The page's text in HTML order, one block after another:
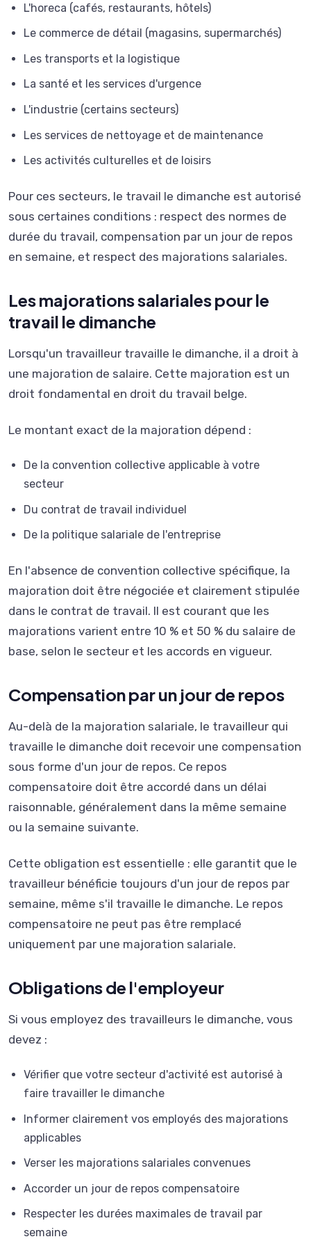
L'horeca (cafés, restaurants, hôtels)
Le commerce de détail (magasins, supermarchés)
Les transports et la logistique
La santé et les services d'urgence
L'industrie (certains secteurs)
Les services de nettoyage et de maintenance
Les activités culturelles et de loisirs
Pour ces secteurs, le travail le dimanche est autorisé
sous certaines conditions : respect des normes de
durée du travail, compensation par un jour de repos
en semaine, et respect des majorations salariales.
Les majorations salariales pour le
travail le dimanche
Lorsqu'un travailleur travaille le dimanche, il a droit à
une majoration de salaire. Cette majoration est un
droit fondamental en droit du travail belge.
Le montant exact de la majoration dépend :
De la convention collective applicable à votre
secteur
Du contrat de travail individuel
De la politique salariale de l'entreprise
En l'absence de convention collective spécifique, la
majoration doit être négociée et clairement stipulée
dans le contrat de travail. Il est courant que les
majorations varient entre 10 % et 50 % du salaire de
base, selon le secteur et les accords en vigueur.
Compensation par un jour de repos
Au-delà de la majoration salariale, le travailleur qui
travaille le dimanche doit recevoir une compensation
sous forme d'un jour de repos. Ce repos
compensatoire doit être accordé dans un délai
raisonnable, généralement dans la même semaine
ou la semaine suivante.
Cette obligation est essentielle : elle garantit que le
travailleur bénéficie toujours d'un jour de repos par
semaine, même s'il travaille le dimanche. Le repos
compensatoire ne peut pas être remplacé
uniquement par une majoration salariale.
Obligations de l'employeur
Si vous employez des travailleurs le dimanche, vous
devez :
Vérifier que votre secteur d'activité est autorisé à
faire travailler le dimanche
Informer clairement vos employés des majorations
applicables
Verser les majorations salariales convenues
Accorder un jour de repos compensatoire
Respecter les durées maximales de travail par
semaine